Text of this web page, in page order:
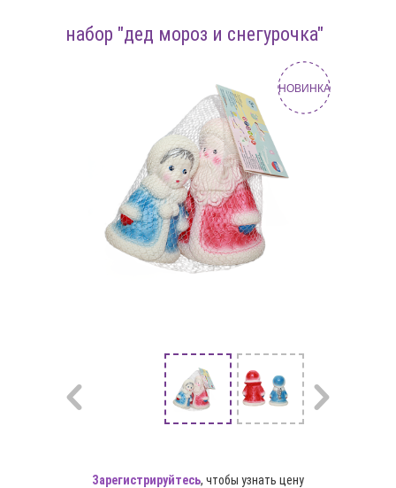
набор "дед мороз и снегурочка"
НОВИНКА
Зарегистрируйтесь, чтобы узнать цену